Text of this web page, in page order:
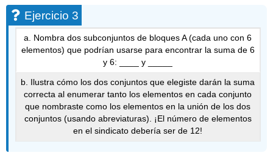
Ejercicio 3
a. Nombra dos subconjuntos de bloques A (cada uno con 6
elementos) que podrían usarse para encontrar la suma de 6
y 6: ____ y _____
b. Ilustra cómo los dos conjuntos que elegiste darán la suma
correcta al enumerar tanto los elementos en cada conjunto
que nombraste como los elementos en la unión de los dos
conjuntos (usando abreviaturas). ¡El número de elementos
en el sindicato debería ser de 12!